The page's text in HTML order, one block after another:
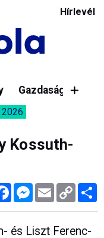
Hírlevél
Gazdaság
Kossuth-
FacebookMessenger
Email Copy
Link
és Liszt Ferenc-